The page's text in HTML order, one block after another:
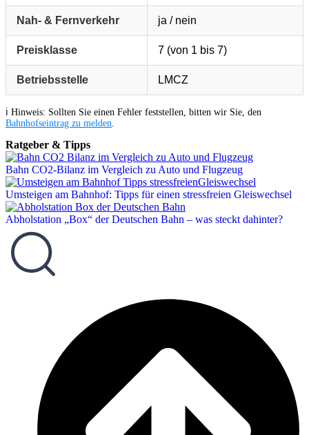
Nah- & Fernverkehr ja / nein
Preisklasse 7 (von 1 bis 7)
Betriebsstelle LMCZ
ℹ️ Hinweis: Sollten Sie einen Fehler feststellen, bitten wir Sie, den
Bahnhofseintrag zu melden
Ratgeber & Tipps
Bahn CO2-Bilanz im Vergleich zu Auto und Flugzeug
Umsteigen am Bahnhof: Tipps für einen stressfreien Gleiswechsel
Abholstation „Box“ der Deutschen Bahn – was steckt dahinter?